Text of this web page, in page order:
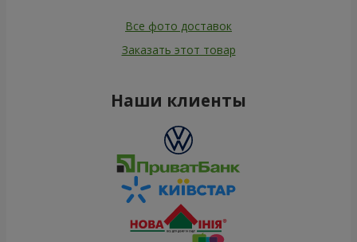
Все фото доставок
Заказать этот товар
Наши клиенты